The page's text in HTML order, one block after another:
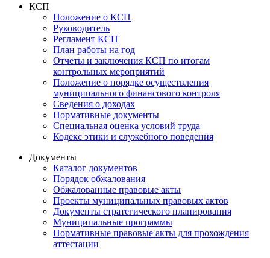
КСП
Положение о КСП
Руководитель
Регламент КСП
План работы на год
Отчеты и заключения КСП по итогам
контрольных мероприятий
Положение о порядке осуществления
муниципального финансового контроля
Сведения о доходах
Нормативные документы
Специальная оценка условий труда
Кодекс этики и служебного поведения
Документы
Каталог документов
Порядок обжалования
Обжалованные правовые акты
Проекты муниципальных правовых актов
Документы стратегического планирования
Муниципальные программы
Нормативные правовые акты для прохождения
аттестации